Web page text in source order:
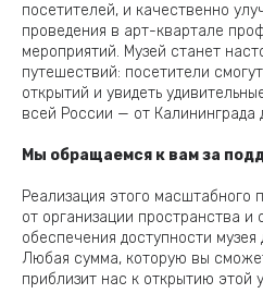
посетителей, и качественно
проведения в арт-квартале
мероприятий. Музей станет
путешествий: посетители
открытий и увидеть
всей России — от Калининграда
Мы обращаемся к вам за
Реализация этого масштабного
от организации пространства
обеспечения доступности
Любая сумма, которую вы
приблизит нас к открытию этой